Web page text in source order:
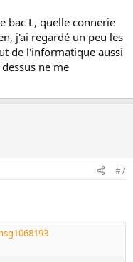
bac L, quelle connerie
j'ai regardé un peu les
de l'informatique aussi
ne me
#7